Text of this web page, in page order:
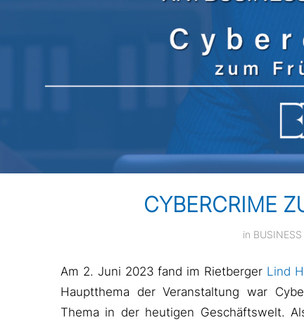
CYBERCRIME
in
Am 2. Juni 2023 fand im Rietberger Lind
Hauptthema der Veranstaltung war
Thema in der heutigen Geschäftswelt.